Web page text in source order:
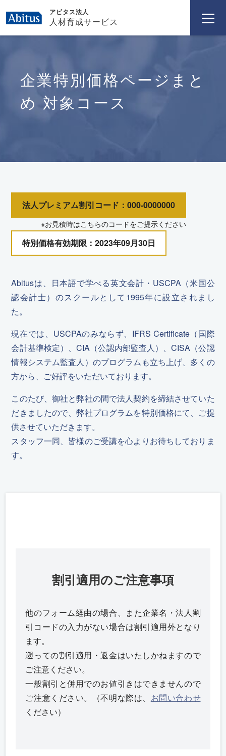
アビタス法人
人材育成サービス
企業特別価格ページまと
め 対象コース
法人プレミアム割引コード：000-0000000
※お見積時はこちらのコードをご提示ください
特別価格有効期限：2023年09月30日
Abitusは、日本語で学べる英文会計・USCPA（米国公
認会計士）のスクールとして1995年に設立されまし
た。
現在では、USCPAのみならず、IFRS Certificate（国際
会計基準検定）、CIA（公認内部監査人）、CISA（公認
情報システム監査人）のプログラムも立ち上げ、多くの
方から、ご好評をいただいております。
このたび、御社と弊社の間で法人契約を締結させていた
だきましたので、弊社プログラムを特別価格にて、ご提
供させていただきます。
スタッフ一同、皆様のご受講を心よりお待ちしておりま
す。
割引適用のご注意事項
他のフォーム経由の場合、また企業名・法人割
引コードの入力がない場合は割引適用外となり
ます。
遡っての割引適用・返金はいたしかねますので
ご注意ください。
一般割引と併用でのお値引きはできませんので
ご注意ください。（不明な際は、 お問い合わせ
ください）